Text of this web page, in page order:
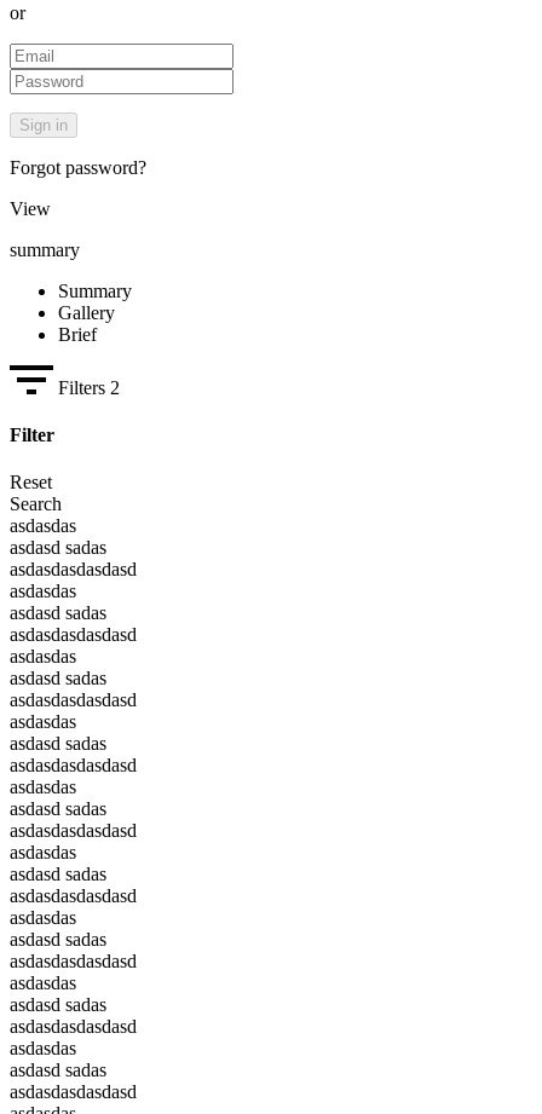
or
Forgot password?
View
summary
Summary
Gallery
Brief
Filters 2
Filter
Reset
Search
asdasdas
asdasd sadas
asdasdasdasdasd
asdasdas
asdasd sadas
asdasdasdasdasd
asdasdas
asdasd sadas
asdasdasdasdasd
asdasdas
asdasd sadas
asdasdasdasdasd
asdasdas
asdasd sadas
asdasdasdasdasd
asdasdas
asdasd sadas
asdasdasdasdasd
asdasdas
asdasd sadas
asdasdasdasdasd
asdasdas
asdasd sadas
asdasdasdasdasd
asdasdas
asdasd sadas
asdasdasdasdasd